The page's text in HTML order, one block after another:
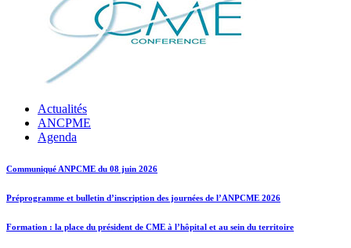
Actualités
ANCPME
Agenda
Communiqué ANPCME du 08 juin 2026
Préprogramme et bulletin d’inscription des journées de l’ANPCME 2026
Formation : la place du président de CME à l’hôpital et au sein du territoire